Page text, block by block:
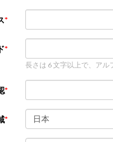
長さは 6 文字以上で、アル
日本